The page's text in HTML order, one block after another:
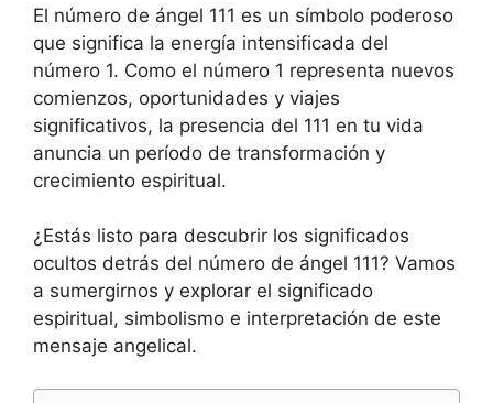
El número de ángel 111 es un símbolo poderoso
que significa la energía intensificada del
número 1. Como el número 1 representa nuevos
comienzos, oportunidades y viajes
significativos, la presencia del 111 en tu vida
anuncia un período de transformación y
crecimiento espiritual.
¿Estás listo para descubrir los significados
ocultos detrás del número de ángel 111? Vamos
a sumergirnos y explorar el significado
espiritual, simbolismo e interpretación de este
mensaje angelical.